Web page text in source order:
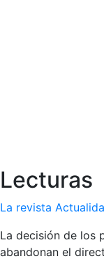
Lecturas
La revista
La decisión de los
abandonan el